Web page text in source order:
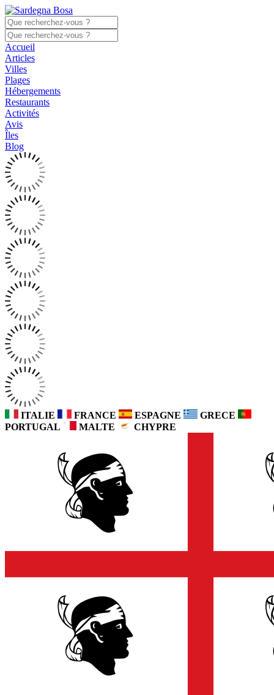
Accueil
Articles
Villes
Plages
Hébergements
Restaurants
Activités
Avis
Îles
Blog
ITALIE FRANCE ESPAGNE
GRECE
PORTUGAL
MALTE CHYPRE